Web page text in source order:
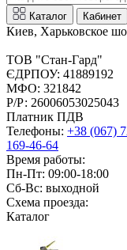
Каталог Кабинет
Киев, Харьковское
ТОВ "Стан-Гард"
ЄДРПОУ: 41889192
МФО: 321842
Р/Р: 26006053025043
Платник ПДВ
Телефоны: +38 (067)
169-46-64
Время работы:
Пн-Пт: 09:00-18:00
Сб-Вс: выходной
Схема проезда:
Каталог